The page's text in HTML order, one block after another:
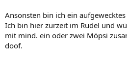
Ansonsten bin ich ein
Ich bin hier zurzeit im Rudel und
mit mind. ein oder zwei Möpsi
doof.